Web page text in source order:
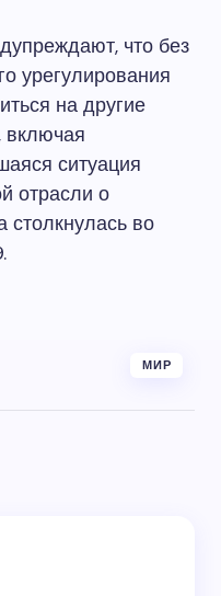
что без
урегулирования
на другие
включая
ситуация
отрасли о
столкнулась во
МИР